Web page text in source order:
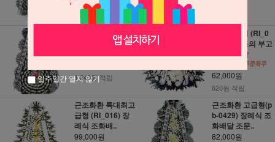
950원 적립
시중가15만원 4단
근조화환 최고급형
(FR-1) 장..
1,240원 적립
근조바구니 (RI_0
20) 장례 조의 부고
전국꽃배달
62,000원
620원 적립
근조화환 특대최고
급형 (RI_016) 장
례식 조화배..
99,000원
근조화환 고급형(p
b-0429) 장례식 조
화배달 조문..
82,000원
일주일간 열지 않기